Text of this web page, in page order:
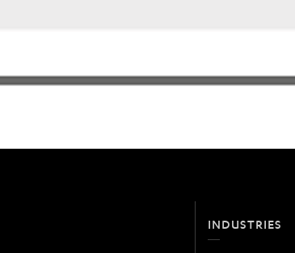
INDUSTRIES